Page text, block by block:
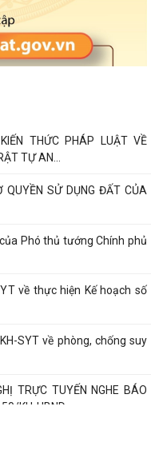
THỨC PHÁP LUẬT VỀ
TỰ AN...
QUYỀN SỬ DỤNG ĐẤT CỦA
Phó thủ tướng Chính phủ
về thực hiện Kế hoạch số
SYT về phòng, chống suy
TRỰC TUYẾN NGHE BÁO
KH-UBND